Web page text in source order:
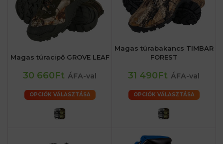
Magas túracipő GROVE LEAF
30 660Ft ÁFA-val
OPCIÓK VÁLASZTÁSA
Magas túrabakancs TIMBAR
FOREST
31 490Ft ÁFA-val
OPCIÓK VÁLASZTÁSA